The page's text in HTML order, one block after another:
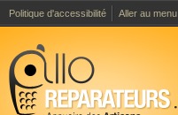
Politique d'accessibilité Aller au menu